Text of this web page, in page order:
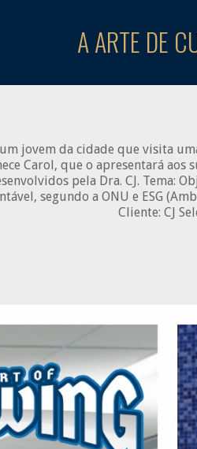
A ARTE DE
um jovem da cidade que visita
Carol, que o apresentará
pela Dra. CJ. Tema:
segundo a ONU e ESG
Cliente: CJ